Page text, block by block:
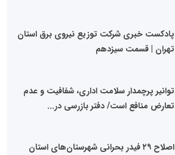
پادکست خبری شرکت توزیع نیروی برق استان
تهران | قسمت سیزدهم
توانیر پرچمدار سلامت اداری، شفافیت و عدم
تعارض منافع است/ دفتر بازرسی در...
اصلاح ۲۹ فیدر بحرانی شهرستان‌های استان